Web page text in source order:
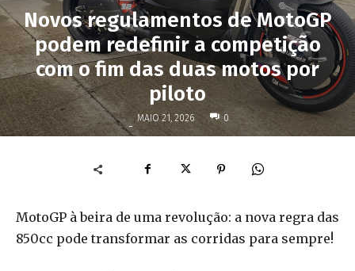
Novos regulamentos de MotoGP
podem redefinir a competição
com o fim das duas motos por
piloto
- MAIO 21, 2026 0
MotoGP à beira de uma revolução: a nova regra das
850cc pode transformar as corridas para sempre!